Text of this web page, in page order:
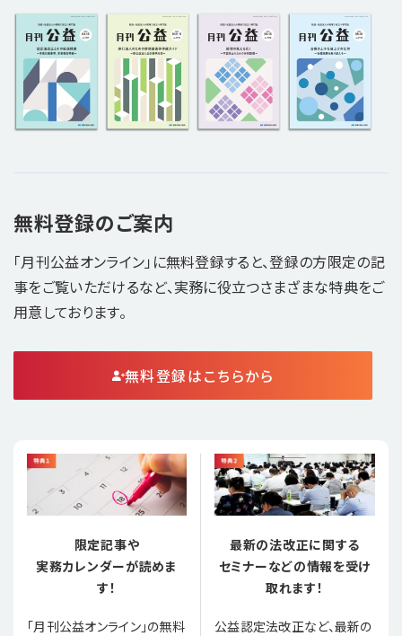
無料登録のご案内
「月刊公益オンライン」に無料登録すると、登録の方限定の記
事をご覧いただけるなど、実務に役立つさまざまな特典をご
用意しております。
無料登録はこちらから
限定記事や
実務カレンダーが読めま
す！
「月刊公益オンライン」の無料
最新の法改正に関する
セミナーなどの情報を受け
取れます！
公益認定法改正など、最新の